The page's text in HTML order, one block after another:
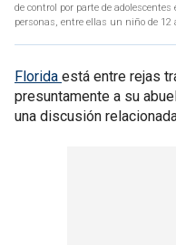
de control por parte de
personas, entre ellas un niño de 12
Florida está entre rejas
presuntamente a su
una discusión